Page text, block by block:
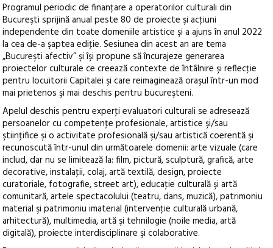
Programul periodic de finanţare a operatorilor culturali din
Bucureşti sprijină anual peste 80 de proiecte şi acţiuni
independente din toate domeniile artistice şi a ajuns în anul 2022
la cea de-a şaptea ediţie. Sesiunea din acest an are tema
„Bucureşti afectiv” şi îşi propune să încurajeze generarea
proiectelor culturale ce creează contexte de întâlnire şi reflecţie
pentru locuitorii Capitalei şi care reimaginează oraşul într-un mod
mai prietenos şi mai deschis pentru bucureşteni.
Apelul deschis pentru experţi evaluatori culturali se adresează
persoanelor cu competenţe profesionale, artistice şi/sau
ştiinţifice şi o activitate profesională şi/sau artistică coerentă şi
recunoscută într-unul din următoarele domenii: arte vizuale (care
includ, dar nu se limitează la: film, pictură, sculptură, grafică, arte
decorative, instalaţii, colaj, artă textilă, design, proiecte
curatoriale, fotografie, street art), educaţie culturală şi artă
comunitară, artele spectacolului (teatru, dans, muzică), patrimoniu
material şi patrimoniu imaterial (intervenţie culturală urbană,
arhitectură), multimedia, artă şi tehnilogie (noile media, artă
digitală), proiecte interdisciplinare şi colaborative.